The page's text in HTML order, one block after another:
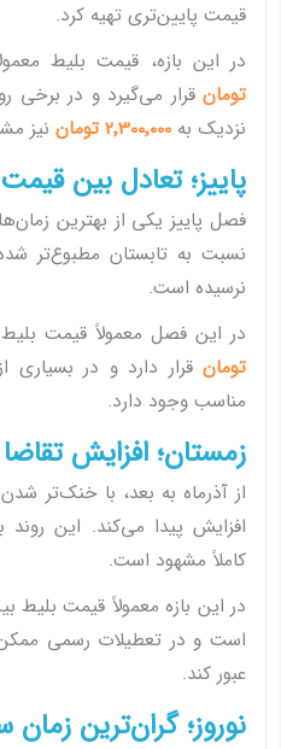
قیمت پایین‌تری تهیه کرد.
در این بازه، قیمت بلیط
تومان قرار می‌گیرد و در برخی
نزدیک به 2٬300٬000 تومان نیز
پاییز؛ تعادل بین
فصل پاییز یکی از بهترین
نسبت به تابستان مطبوع‌تر
نرسیده است.
در این فصل معمولاً قیمت بلیط
تومان قرار دارد و در بسیاری
مناسب وجود دارد.
زمستان؛ افزایش
از آذرماه به بعد، با خنک‌تر
افزایش پیدا می‌کند. این
کاملاً مشهود است.
در این بازه معمولاً قیمت بلیط
است و در تعطیلات رسمی
عبور کند.
نوروز؛ گران‌ترین